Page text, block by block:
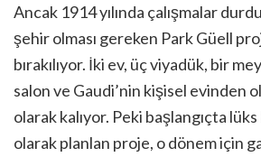
Ancak 1914 yılında çalışmalar
şehir olması gereken Park Güell
bırakılıyor. İki ev, üç viyadük, bir
salon ve Gaudi’nin kişisel evinden
olarak kalıyor. Peki başlangıçta
olarak planlan proje, o dönem için